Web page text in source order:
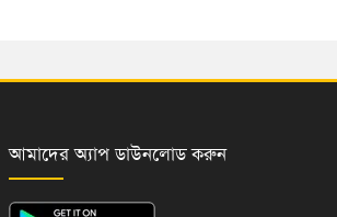
আমাদের অ্যাপ ডাউনলোড করুন